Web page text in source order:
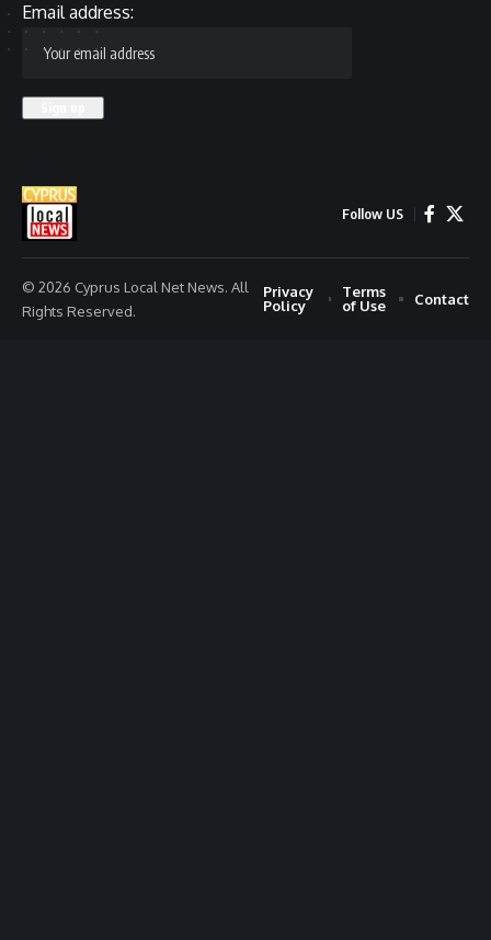
Email address:
Follow US
© 2026 Cyprus Local Net News. All
Rights Reserved.
Privacy
Policy
Terms
of Use
Contact